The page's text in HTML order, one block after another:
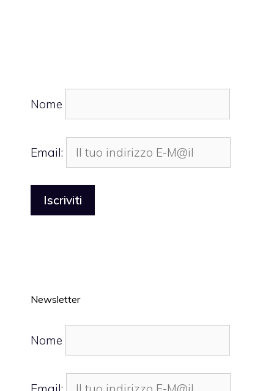
Nome
Email:
Newsletter
Nome